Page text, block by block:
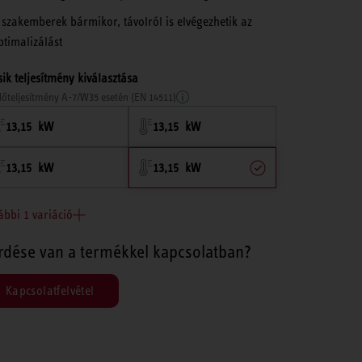
szakemberek bármikor, távolról is elvégezhetik az
teljesítmény kiválasztása
A-7/W35 esetén (EN 14511)
13,15 kW 13,15 kW
13,15 kW 13,15 kW
1 variáció
van a termékkel kapcsolatban?
Kapcsolatfelvétel